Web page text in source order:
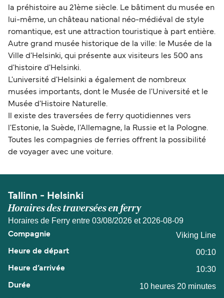
la préhistoire au 21ème siècle. Le bâtiment du musée en
lui-même, un château national néo-médiéval de style
romantique, est une attraction touristique à part entière.
Autre grand musée historique de la ville: le Musée de la
Ville d'Helsinki, qui présente aux visiteurs les 500 ans
d'histoire d'Helsinki.
L'université d'Helsinki a également de nombreux
musées importants, dont le Musée de l'Université et le
Musée d'Histoire Naturelle.
Il existe des traversées de ferry quotidiennes vers
l'Estonie, la Suède, l'Allemagne, la Russie et la Pologne.
Toutes les compagnies de ferries offrent la possibilité
de voyager avec une voiture.
Tallinn - Helsinki
Horaires des traversées en ferry
Horaires de Ferry entre 03/08/2026 et 2026-08-09
Viking Line
00:10
10:30
10 heures 20 minutes